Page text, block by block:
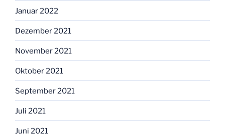
Januar 2022
Dezember 2021
November 2021
Oktober 2021
September 2021
Juli 2021
Juni 2021